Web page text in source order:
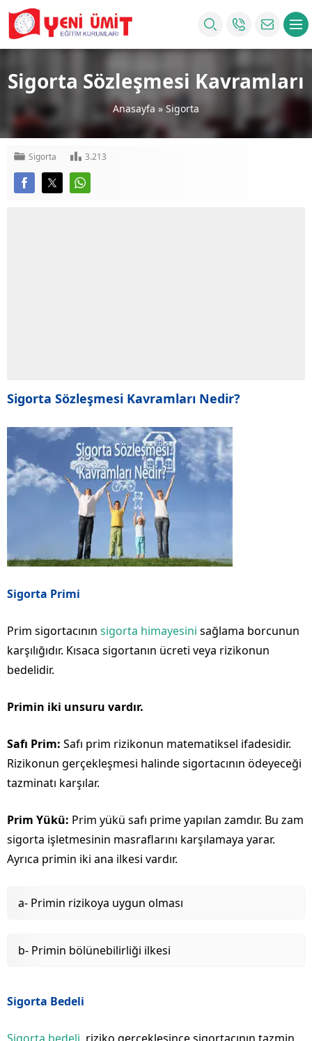
Sigorta Sözleşmesi Kavramları
Anasayfa » Sigorta
Sigorta 3.213
Sigorta Sözleşmesi Kavramları Nedir?
Sigorta Primi
Prim sigortacının sigorta himayesini sağlama borcunun
karşılığıdır. Kısaca sigortanın ücreti veya rizikonun
bedelidir.
Primin iki unsuru vardır.
Safı Prim: Safı prim rizikonun matematiksel ifadesidir.
Rizikonun gerçekleşmesi halinde sigortacının ödeyeceği
tazminatı karşılar.
Prim Yükü: Prim yükü safı prime yapılan zamdır. Bu zam
sigorta işletmesinin masraflarını karşılamaya yarar.
Ayrıca primin iki ana ilkesi vardır.
a- Primin rizikoya uygun olması
b- Primin bölünebilirliği ilkesi
Sigorta Bedeli